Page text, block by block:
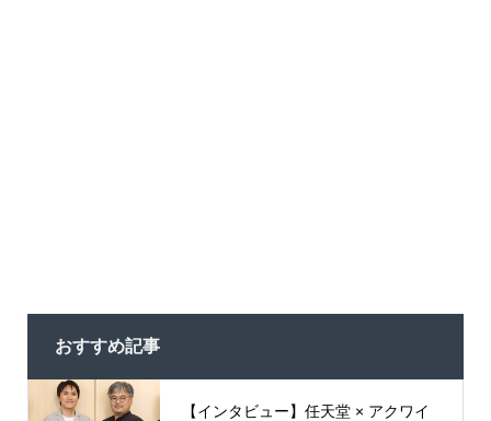
おすすめ記事
【インタビュー】任天堂 × アクワイ